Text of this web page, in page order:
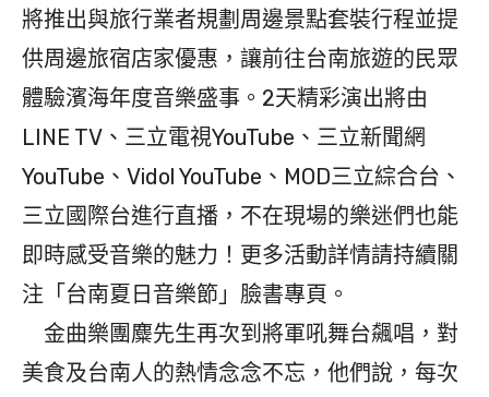
將推出與旅行業者規劃周邊景點套裝行程並提
供周邊旅宿店家優惠，讓前往台南旅遊的民眾
體驗濱海年度音樂盛事。2天精彩演出將由
LINE TV、三立電視YouTube、三立新聞網
YouTube、Vidol YouTube、MOD三立綜合台、
三立國際台進行直播，不在現場的樂迷們也能
即時感受音樂的魅力！更多活動詳情請持續關
注「台南夏日音樂節」臉書專頁。
金曲樂團麋先生再次到將軍吼舞台飆唱，對
美食及台南人的熱情念念不忘，他們說，每次